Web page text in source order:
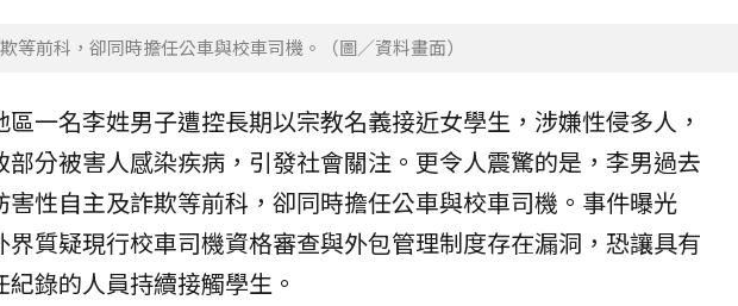
等前科，卻同時擔任公車與校車司機。（圖／資料畫面）
區一名李姓男子遭控長期以宗教名義接近女學生，涉嫌性侵多人，
部分被害人感染疾病，引發社會關注。更令人震驚的是，李男過去
害性自主及詐欺等前科，卻同時擔任公車與校車司機。事件曝光
界質疑現行校車司機資格審查與外包管理制度存在漏洞，恐讓具有
紀錄的人員持續接觸學生。